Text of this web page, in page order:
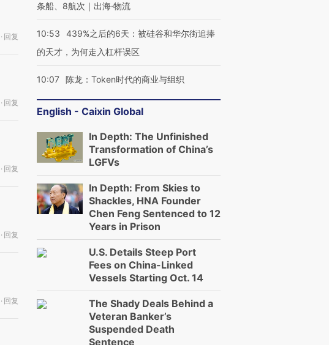
· 回复
· 回复
· 回复
· 回复
· 回复
条船、8航次｜出海·物流
10:53
439%之后的6天：被硅谷和华尔街追捧
的天才，为何走入杠杆误区
10:07 陈龙：Token时代的商业与组织
English - Caixin Global
In Depth: The Unfinished
Transformation of China’s
LGFVs
In Depth: From Skies to
Shackles, HNA Founder
Chen Feng Sentenced to 12
Years in Prison
U.S. Details Steep Port
Fees on China-Linked
Vessels Starting Oct. 14
The Shady Deals Behind a
Veteran Banker’s
Suspended Death
Sentence